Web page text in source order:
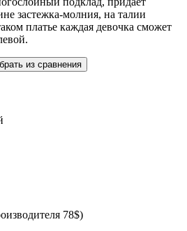
застежка-молния, на талии
платье каждая девочка сможет
из сравнения
78$)